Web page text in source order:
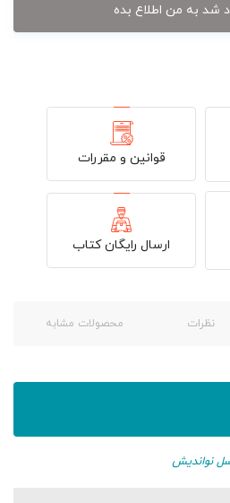
شد به من اطلاع بده
قوانین و مقررات
ارسال رایگان کتاب
نظرات محصولات مشابه
نواندیش